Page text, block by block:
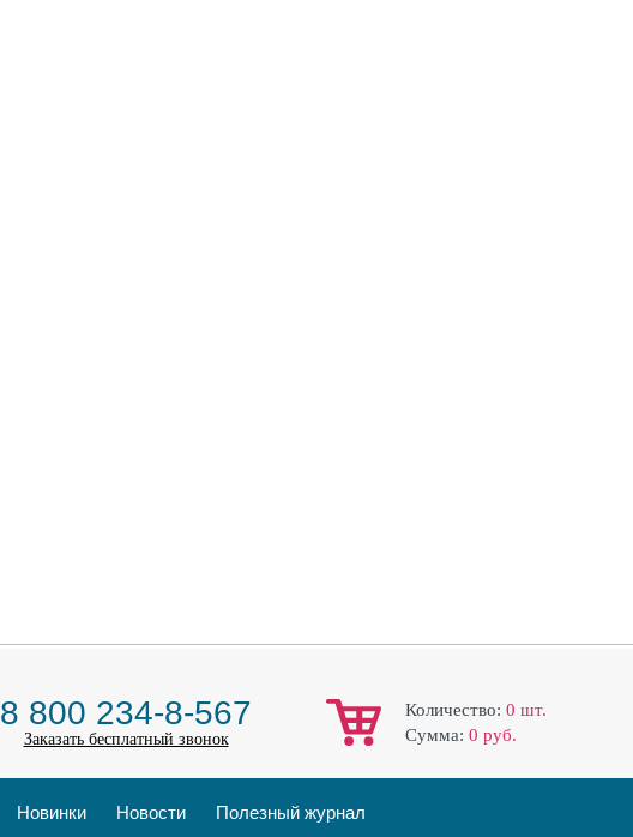
8 800 234-8-567
Заказать бесплатный звонок
Количество: 0 шт.
Cумма: 0 руб.
Новинки Новости Полезный журнал